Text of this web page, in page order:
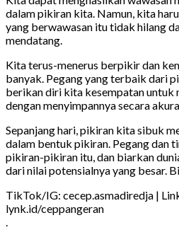
dalam pikiran kita. Namun, kita
yang berwawasan itu tidak hilang
mendatang.
Kita terus-menerus berpikir dan
banyak. Pegang yang terbaik dari
berikan diri kita kesempatan untuk
dengan menyimpannya secara
Sepanjang hari, pikiran kita sibuk
dalam bentuk pikiran. Pegang dan
pikiran-pikiran itu, dan biarkan
dari nilai potensialnya yang besar.
TikTok/IG: cecep.asmadiredja |
lynk.id/ceppangeran
.